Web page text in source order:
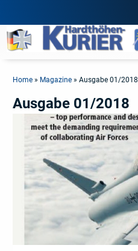
Home » Magazine »Ausgabe 01/2018
Ausgabe 01/2018